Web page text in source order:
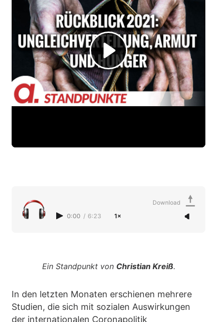
0:00 / 6:23 1×
Download
Ein Standpunkt von Christian Kreiß.
In den letzten Monaten erschienen mehrere
Studien, die sich mit sozialen Auswirkungen
der internationalen Coronapolitik